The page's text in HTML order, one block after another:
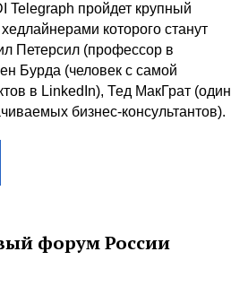
Telegraph пройдет крупный
которого станут
Петерсил (профессор в
Бурда (человек с самой
в LinkedIn), Тед МакГрат (один
бизнес-консультантов).
форум России